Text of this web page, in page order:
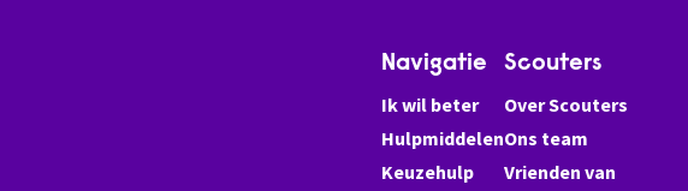
Navigatie
Ik wil beter
Hulpmiddelen
Keuzehulp
Scouters
Over Scouters
Ons team
Vrienden van